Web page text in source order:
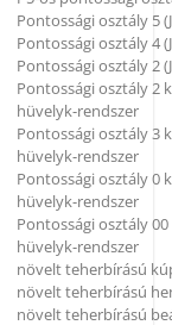
Pontossági osztály 5
Pontossági osztály 4
Pontossági osztály 2
Pontossági osztály 2
hüvelyk-rendszer
Pontossági osztály 3
hüvelyk-rendszer
Pontossági osztály 0
hüvelyk-rendszer
Pontossági osztály
hüvelyk-rendszer
növelt teherbírású
növelt teherbírású
növelt teherbírású